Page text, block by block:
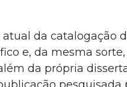
da catalogação
e, da mesma
da própria